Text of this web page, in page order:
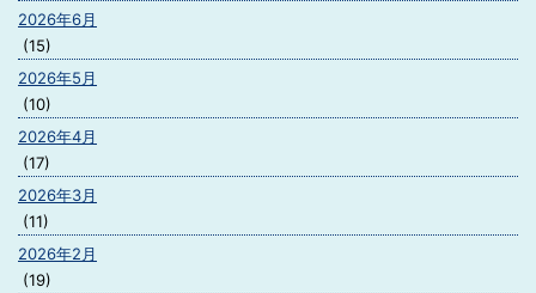
2026年6月
(15)
2026年5月
(10)
2026年4月
(17)
2026年3月
(11)
2026年2月
(19)